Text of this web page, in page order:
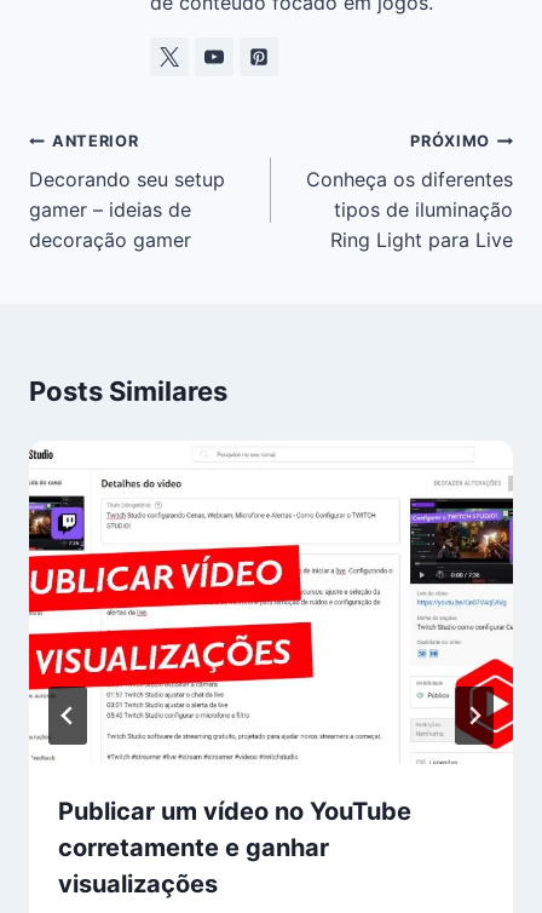
ANTERIOR
Decorando seu setup
gamer – ideias de
decoração gamer
PRÓXIMO
Conheça os diferentes
tipos de iluminação
Ring Light para Live
Posts Similares
Publicar um vídeo no YouTube
corretamente e ganhar
visualizações